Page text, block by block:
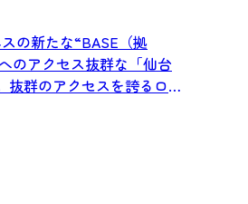
の新たな“BASE（拠
のアクセス抜群な「仙台
抜群のアクセスを誇るロ
地へ...